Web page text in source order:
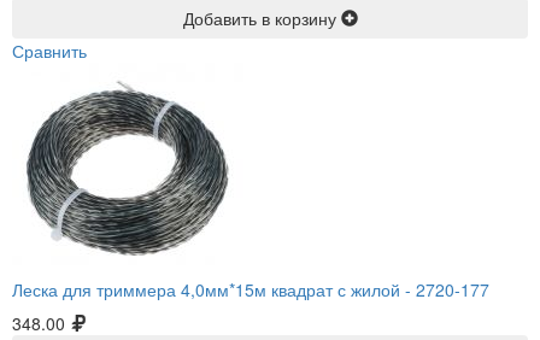
Добавить в корзину
Сравнить
Леска для триммера 4,0мм*15м квадрат с жилой - 2720-177
348.00